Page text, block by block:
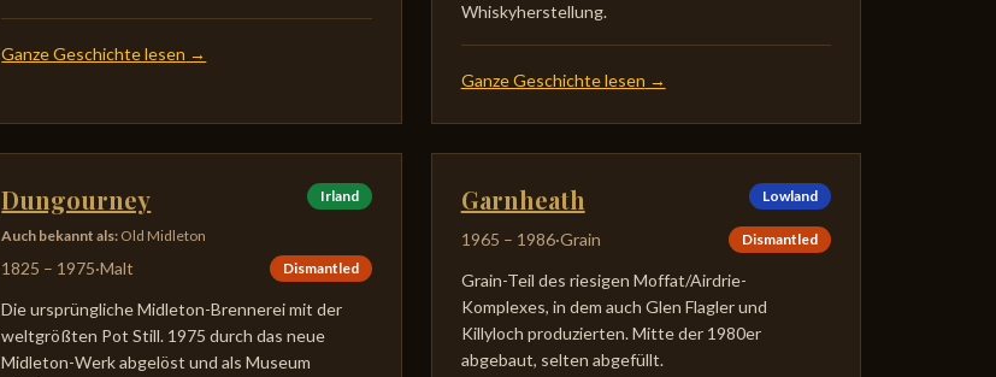
Ganze Geschichte lesen →
Whiskyherstellung.
Ganze Geschichte lesen →
Dungourney Irland
Auch bekannt als: Old Midleton
1825 – 1975·Malt Dismantled
Die ursprüngliche Midleton-Brennerei mit der
weltgrößten Pot Still. 1975 durch das neue
Midleton-Werk abgelöst und als Museum
Garnheath Lowland
1965 – 1986·Grain Dismantled
Grain-Teil des riesigen Moffat/Airdrie-
Komplexes, in dem auch Glen Flagler und
Killyloch produzierten. Mitte der 1980er
abgebaut, selten abgefüllt.